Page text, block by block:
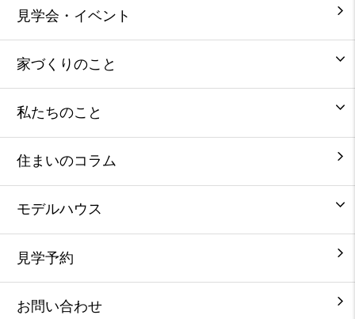
見学会・イベント
家づくりのこと
私たちのこと
住まいのコラム
モデルハウス
見学予約
お問い合わせ